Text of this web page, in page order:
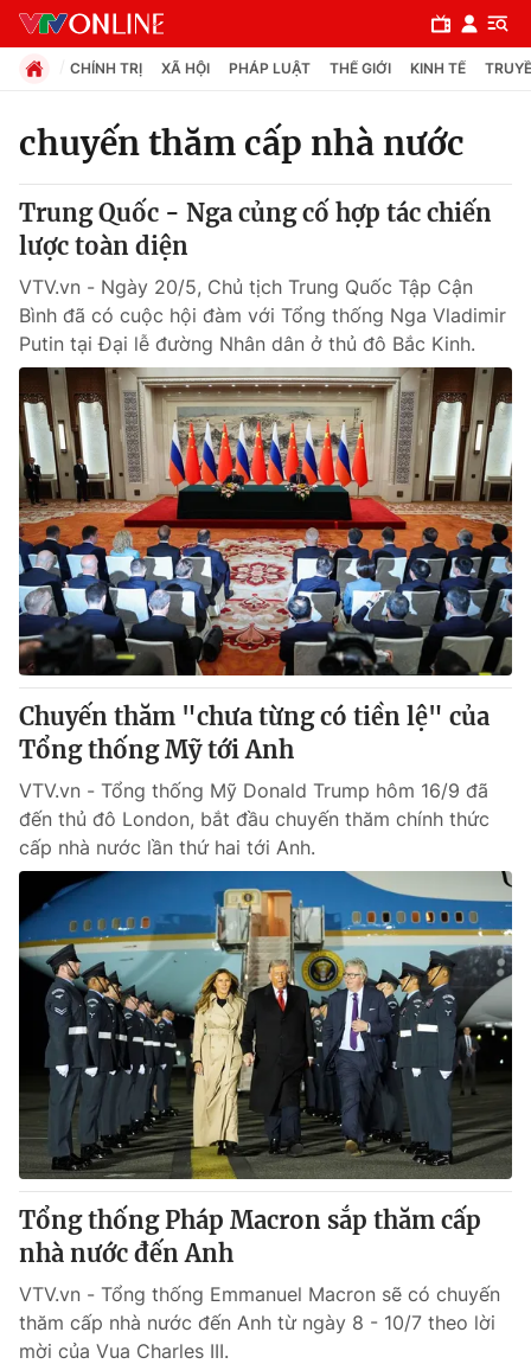
Chuyên mục
Chính trị
Xã hội
Pháp luật
Y tế
Thế giới
Tin tức
Thế giới đó đây
Câu chuyện quốc tế
Kinh tế
Tài chính
Thị trường
Góc doanh nghiệp
Dữ liệu và đời sống
Truyền hình
Phim VTV
Hậu trường
Nhân vật
Khán giả
Giải sao mai
Giải trí
Điện ảnh
Âm nhạc
Sao
Đời sống
Du lịch
Làm đẹp
Chất lượng cuộc sống
Giáo dục
Tuyển sinh
Học trực tuyến
Công nghệ
Hitech Công nghệ tương lai
Sản phẩm
Thị trường
Tư vấn
Giao lưu trực tuyến
Lịch phát sóng
Chuyên mục khác
Emagazine
Photo Infographic
CHÍNH TRỊ XÃ HỘI PHÁP LUẬT THẾ GIỚI KINH TẾ
chuyến thăm cấp nhà nước
Trung Quốc - Nga củng cố hợp tác chiến
lược toàn diện
VTV.vn - Ngày 20/5, Chủ tịch Trung Quốc Tập Cận
Bình đã có cuộc hội đàm với Tổng thống Nga Vladimir
Putin tại Đại lễ đường Nhân dân ở thủ đô Bắc Kinh.
Chuyến thăm "chưa từng có tiền lệ" của
Tổng thống Mỹ tới Anh
VTV.vn - Tổng thống Mỹ Donald Trump hôm 16/9 đã
đến thủ đô London, bắt đầu chuyến thăm chính thức
cấp nhà nước lần thứ hai tới Anh.
Tổng thống Pháp Macron sắp thăm cấp
nhà nước đến Anh
VTV.vn - Tổng thống Emmanuel Macron sẽ có chuyến
thăm cấp nhà nước đến Anh từ ngày 8 - 10/7 theo lời
mời của Vua Charles III.